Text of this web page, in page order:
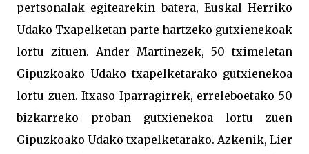
pertsonalak egitearekin batera, Euskal Herriko
Udako Txapelketan parte hartzeko gutxienekoak
lortu zituen. Ander Martinezek, 50 tximeletan
Gipuzkoako Udako txapelketarako gutxienekoa
lortu zuen. Itxaso Iparragirrek, erreleboetako 50
bizkarreko proban gutxienekoa lortu zuen
Gipuzkoako Udako txapelketarako. Azkenik, Lier